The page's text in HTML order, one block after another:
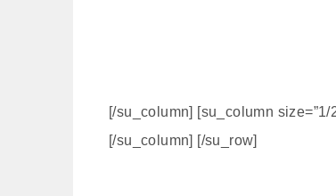
[/su_column] [su_column size=”1/
[/su_column] [/su_row]